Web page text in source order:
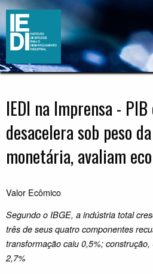
IEDI na Imprensa -
desacelera sob peso
monetária, avaliam
Valor Ecômico
Segundo o IBGE, a indústria total
três de seus quatro componentes
transformação caiu 0,5%;
2,7%